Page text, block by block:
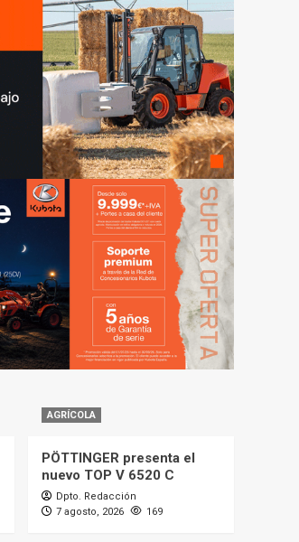
AGRÍCOLA
PÖTTINGER presenta el
nuevo TOP V 6520 C
Dpto. Redacción
7 agosto, 2026
169